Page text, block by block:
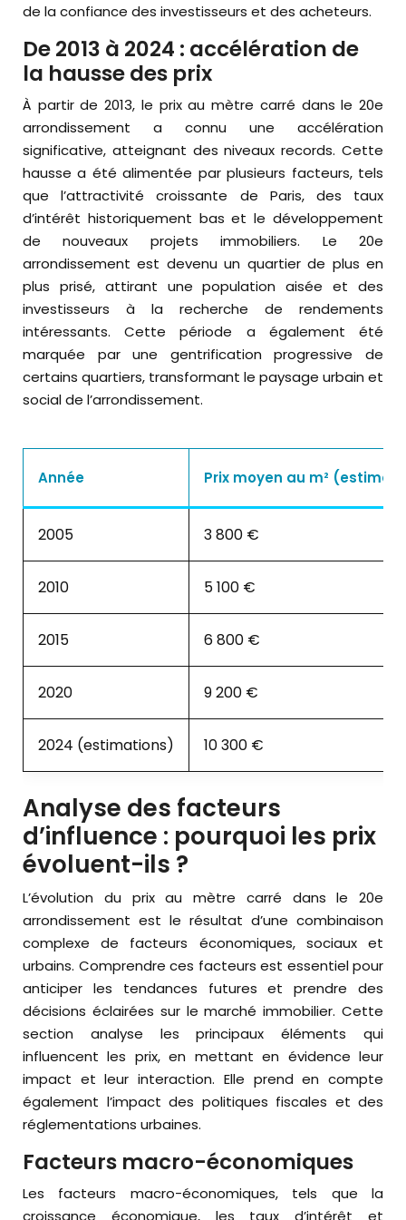
de la confiance des investisseurs et des acheteurs.
De 2013 à 2024 : accélération de
la hausse des prix
À partir de 2013, le prix au mètre carré dans le 20e
arrondissement a connu une accélération
significative, atteignant des niveaux records. Cette
hausse a été alimentée par plusieurs facteurs, tels
que l’attractivité croissante de Paris, des taux
d’intérêt historiquement bas et le développement
de nouveaux projets immobiliers. Le 20e
arrondissement est devenu un quartier de plus en
plus prisé, attirant une population aisée et des
investisseurs à la recherche de rendements
intéressants. Cette période a également été
marquée par une gentrification progressive de
certains quartiers, transformant le paysage urbain et
social de l’arrondissement.
Année Prix moyen au m²
2005 3 800 €
2010 5 100 €
2015 6 800 €
2020 9 200 €
2024 (estimations) 10 300 €
Analyse des facteurs
d’influence : pourquoi les prix
évoluent-ils ?
L’évolution du prix au mètre carré dans le 20e
arrondissement est le résultat d’une combinaison
complexe de facteurs économiques, sociaux et
urbains. Comprendre ces facteurs est essentiel pour
anticiper les tendances futures et prendre des
décisions éclairées sur le marché immobilier. Cette
section analyse les principaux éléments qui
influencent les prix, en mettant en évidence leur
impact et leur interaction. Elle prend en compte
également l’impact des politiques fiscales et des
réglementations urbaines.
Facteurs macro-économiques
Les facteurs macro-économiques, tels que la
croissance économique, les taux d’intérêt et